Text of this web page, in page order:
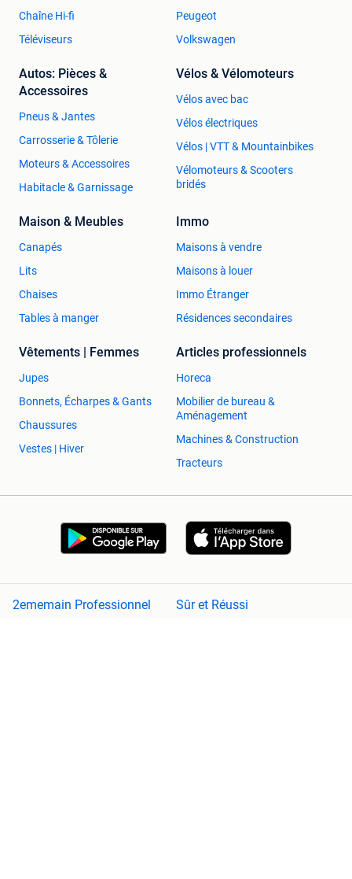
Chaîne Hi-fi
Téléviseurs
Peugeot
Volkswagen
Autos: Pièces &
Accessoires
Pneus & Jantes
Carrosserie & Tôlerie
Moteurs & Accessoires
Habitacle & Garnissage
Vélos & Vélomoteurs
Vélos avec bac
Vélos électriques
Vélos | VTT & Mountainbikes
Vélomoteurs & Scooters
bridés
Maison & Meubles
Canapés
Lits
Chaises
Tables à manger
Immo
Maisons à vendre
Maisons à louer
Immo Étranger
Résidences secondaires
Vêtements | Femmes
Jupes
Bonnets, Écharpes & Gants
Chaussures
Vestes | Hiver
Articles professionnels
Horeca
Mobilier de bureau &
Aménagement
Machines & Construction
Tracteurs
2ememain Professionnel
Sûr et Réussi